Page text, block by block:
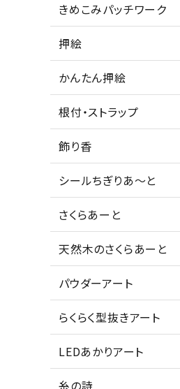
きめこみパッチワーク
押絵
かんたん押絵
根付・ストラップ
飾り香
シールちぎりあ～と
さくらあーと
天然木のさくらあーと
パウダーアート
らくらく型抜きアート
LEDあかりアート